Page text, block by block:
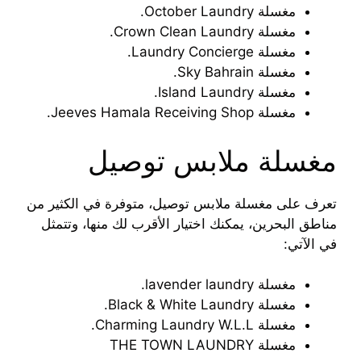
مغسلة October Laundry.
مغسلة Crown Clean Laundry.
مغسلة Laundry Concierge.
مغسلة Sky Bahrain.
مغسلة Island Laundry.
مغسلة Jeeves Hamala Receiving Shop.
مغسلة ملابس توصيل
تعرف على مغسلة ملابس توصيل، متوفرة في الكثير من
مناطق البحرين، يمكنك اختيار الأقرب لك منها، وتتمثل
في الآتي:
مغسلة lavender laundry.
مغسلة Black & White Laundry.
مغسلة Charming Laundry W.L.L.
مغسلة THE TOWN LAUNDRY